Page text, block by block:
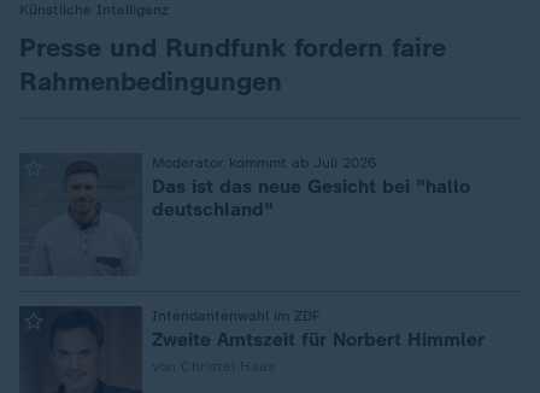
Künstliche Intelligenz
:
Presse und Rundfunk fordern faire
Rahmenbedingungen
Moderator kommmt ab Juli 2026
Das ist das neue Gesicht bei "hallo
deutschland"
Intendantenwahl im ZDF
Zweite Amtszeit für Norbert Himmler